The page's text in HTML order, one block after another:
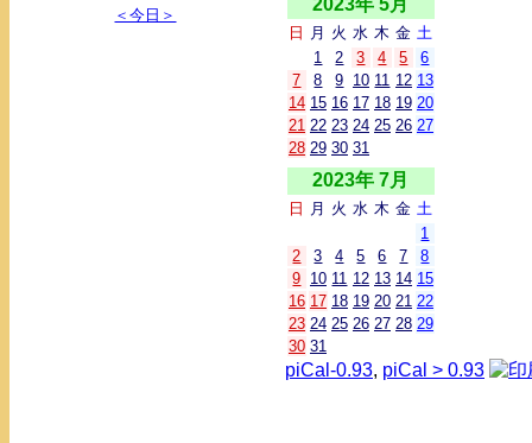
＜今日＞
2023年 5月
日 月 火 水 木 金 土
1
2 3 4 5
6
7
8 9 10 11 12 13
14 15 16 17 18 19 20
21 22 23 24 25 26 27
28 29 30 31
2023年 7月
日 月 火 水 木 金 土
1
2
3 4 5 6 7
8
9 10 11 12 13 14 15
16 17 18 19 20 21 22
23 24 25 26 27 28 29
30 31
piCal-0.93, piCal > 0.93